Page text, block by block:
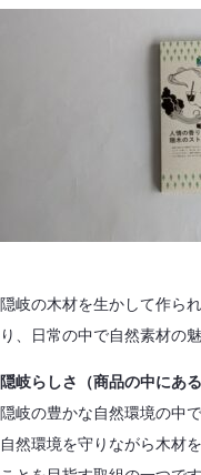
隠岐の木材を生かして作ら
り、日常の中で自然素材の
隠岐らしさ（商品の中にある
隠岐の豊かな自然環境の中
自然環境を守りながら木材